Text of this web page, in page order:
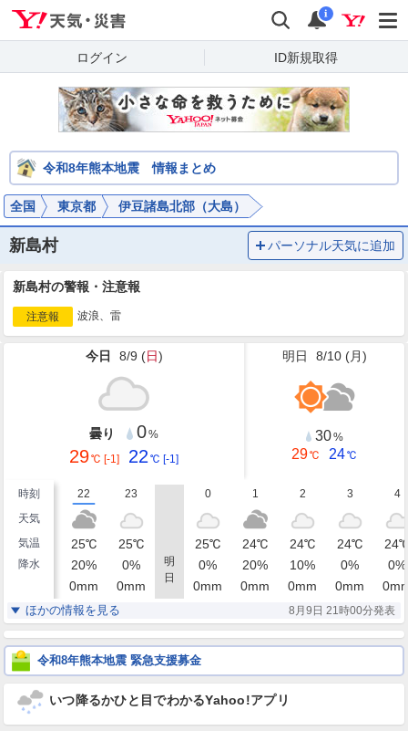
検索 通知
i
ログイン ID新規取得
令和8年熊本地震 情報まとめ
全国 東京都 伊豆諸島北部（大島）
新島村 パーソナル天気に追加
新島村の警報・注意報
注意報 波浪、雷
今日 8/9 (日)
曇り 0%
29℃ [-1] 22 ℃ [-1]
明日 8/10 (月)
30%
29℃ 24℃
時刻 22 23
明
日
0 1 2 3
4
天気
気温
25℃ 25℃ 25℃ 24℃ 24℃ 24℃ 24
降水 20% 0% 0% 20% 10% 0% 0%
0mm 0mm 0mm 0mm 0mm 0mm 0
湿度 92 % 90% 90% 90
風
北東
1m/s
北東
2m/s
北東
2m/s
北東
2m/s
北東
2m/s
北東
2m/s
北東
3m/
ほかの情報を見る 8月9日 21時00分発表
令和8年熊本地震 緊急支援募金
いつ降るかひと目でわかるYahoo!アプリ